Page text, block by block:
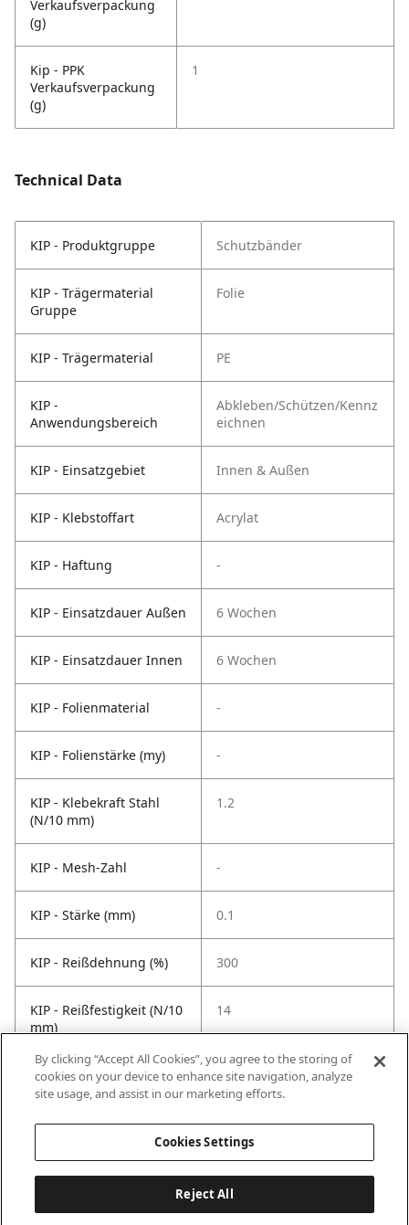
Verkaufsverpackung
(g)
Kip - PPK
Verkaufsverpackung
(g)
1
Technical Data
KIP - Produktgruppe Schutzbänder
KIP - Trägermaterial
Gruppe
Folie
KIP - Trägermaterial PE
KIP -
Anwendungsbereich
Abkleben/Schützen/Kennz
eichnen
KIP - Einsatzgebiet Innen & Außen
KIP - Klebstoffart Acrylat
KIP - Haftung -
KIP - Einsatzdauer Außen 6 Wochen
KIP - Einsatzdauer Innen 6 Wochen
KIP - Folienmaterial -
KIP - Folienstärke (my) -
KIP - Klebekraft Stahl
(N/10 mm)
1.2
KIP - Mesh-Zahl -
KIP - Stärke (mm) 0.1
KIP - Reißdehnung (%) 300
KIP - Reißfestigkeit (N/10
mm)
14
KIP -
Temperaturbeständigkeit
60
By clicking “Accept All Cookies”, you agree to the storing of
cookies on your device to enhance site navigation, analyze
site usage, and assist in our marketing efforts.
Cookies Settings
Reject All